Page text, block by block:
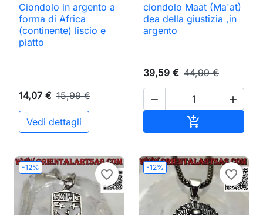
Ciondolo in argento a
forma di Africa
(continente) liscio e
piatto
14,07 € 15,99 €
Vedi dettagli
ciondolo Maat (Ma'at)
dea della giustizia ,in
argento
39,59 € 44,99 €
 

-12%
favorite_border
-12%
favorite_border